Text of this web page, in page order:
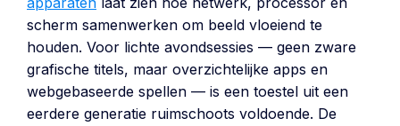
scherm samenwerken om beeld vloeiend te
houden. Voor lichte avondsessies — geen zware
grafische titels, maar overzichtelijke apps en
webgebaseerde spellen — is een toestel uit een
eerdere generatie ruimschoots voldoende. De